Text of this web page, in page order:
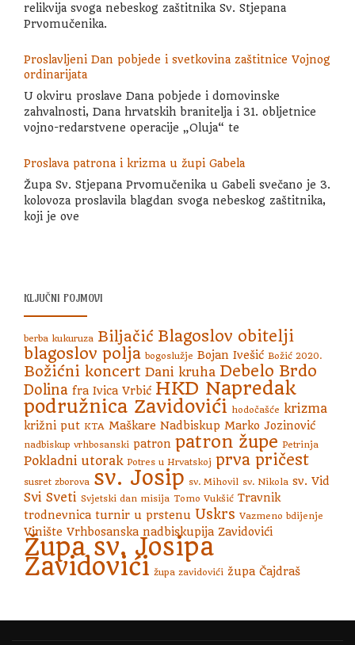
relikvija svoga nebeskog zaštitnika Sv. Stjepana
Prvomučenika.
Proslavljeni Dan pobjede i svetkovina zaštitnice Vojnog
ordinarijata
U okviru proslave Dana pobjede i domovinske
zahvalnosti, Dana hrvatskih branitelja i 31. obljetnice
vojno-redarstvene operacije „Oluja“ te
Proslava patrona i krizma u župi Gabela
Župa Sv. Stjepana Prvomučenika u Gabeli svečano je 3.
kolovoza proslavila blagdan svoga nebeskog zaštitnika,
koji je ove
KLJUČNI POJMOVI
berba kukuruza Biljačić Blagoslov obitelji
blagoslov polja bogoslužje Bojan Ivešić Božić 2020.
Božićni koncert Dani kruha Debelo Brdo
Dolina fra Ivica Vrbić HKD Napredak
podružnica Zavidovići hodočašće krizma
križni put KTA Maškare Nadbiskup Marko Jozinović
nadbiskup vrhbosanski patron patron župe Petrinja
Pokladni utorak Potres u Hrvatskoj prva pričest
susret zborova sv. Josip sv. Mihovil sv. Nikola sv. Vid
Svi Sveti Svjetski dan misija Tomo Vukšić Travnik
trodnevnica turnir u prstenu Uskrs Vazmeno bdijenje
Vinište Vrhbosanska nadbiskupija Zavidovići
Župa sv. Josipa
Zavidovići župa zavidovići župa Čajdraš